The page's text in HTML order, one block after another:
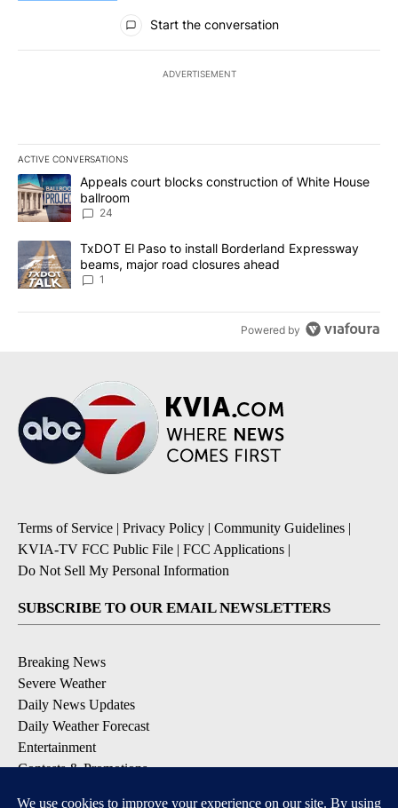
All Comments
Start the conversation
ADVERTISEMENT
ACTIVE CONVERSATIONS
The following is a list of the most commented articles in the last
A trending article titled "Appeals court blocks construction of
Appeals court blocks construction of White House
ballroom
24
A trending article titled "TxDOT El Paso to install Borderland
TxDOT El Paso to install Borderland Expressway
beams, major road closures ahead
1
Powered by
Terms of Service | Privacy Policy | Community Guidelines |
KVIA-TV FCC Public File | FCC Applications |
Do Not Sell My Personal Information
SUBSCRIBE TO OUR EMAIL NEWSLETTERS
Breaking News
Severe Weather
Daily News Updates
Daily Weather Forecast
Entertainment
Contests & Promotions